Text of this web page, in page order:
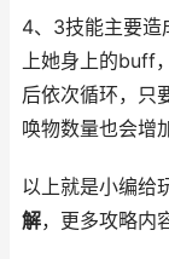
4、3技能主要造
上她身上的buff
后依次循环，只
唤物数量也会增
以上就是小编给
解，更多攻略内